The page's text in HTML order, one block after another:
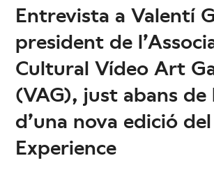
Entrevista a Valentí
president de
Cultural Vídeo Art
(VAG), just abans de
d’una nova edició
Experience